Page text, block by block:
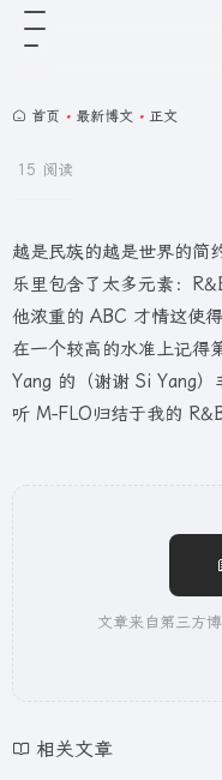
首页 • 最新博文 • 正文
15 阅读
越是民族的越是世界的简
乐里包含了太多元素：
他浓重的 ABC 才情这使
在一个较高的水准上记得
Yang 的（谢谢 Si Yang
听 M-FLO归结于我的
文章来自第三方
相关文章